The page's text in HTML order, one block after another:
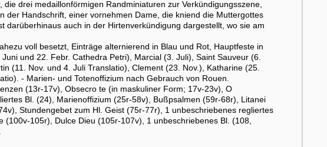
drei medaillonförmigen Randminiaturen zur Verkündigungsszene,
der Handschrift, einer vornehmen Dame, die kniend die Muttergottes
darüberhinaus auch in der Hirtenverkündigung dargestellt, wo sie am
voll besetzt, Einträge alternierend in Blau und Rot, Hauptfeste in
und 22. Febr. Cathedra Petri), Marcial (3. Juli), Saint Sauveur (6.
(11. Nov. und 4. Juli Translatio), Clement (23. Nov.), Katharine (25.
- Marien- und Totenoffizium nach Gebrauch von Rouen.
(13r-17v), Obsecro te (in maskuliner Form; 17v-23v), O
Bl. (24), Marienoffizium (25r-58v), Bußpsalmen (59r-68r), Litanei
Stundengebet zum Hl. Geist (75r-77r), 1 unbeschriebenes regliertes
(100v-105r), Dulce Dieu (105r-107v), 1 unbeschriebenes Bl. (108,